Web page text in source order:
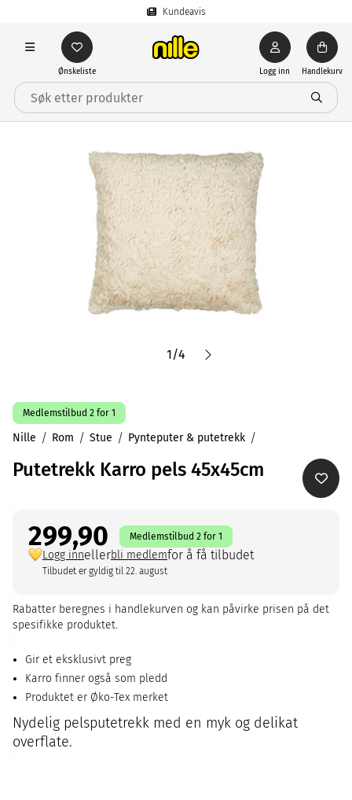
Kundeavis
Ønskeliste Logg inn Handlekurv
1/4
Medlemstilbud 2 for 1
Nille Rom Stue Pynteputer & putetrekk
Putetrekk Karro pels 45x45cm
299,90 Medlemstilbud 2 for 1
Logg innellerbli medlemfor å få tilbudet
Tilbudet er gyldig til 22. august
Rabatter beregnes i handlekurven og kan påvirke prisen på det
spesifikke produktet.
Gir et eksklusivt preg
Karro finner også som pledd
Produktet er Øko-Tex merket
Nydelig pelsputetrekk med en myk og delikat
overflate.